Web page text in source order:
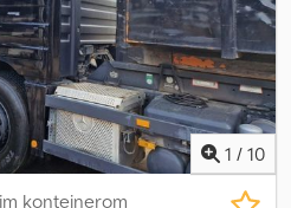
1 / 10
kontejnerom